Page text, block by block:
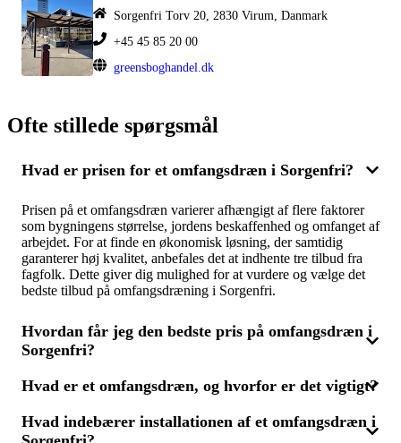
Sorgenfri Torv 20, 2830 Virum, Danmark
+45 45 85 20 00
greensboghandel.dk
Ofte stillede spørgsmål
Hvad er prisen for et omfangsdræn i Sorgenfri?
Prisen på et omfangsdræn varierer afhængigt af flere faktorer
som bygningens størrelse, jordens beskaffenhed og omfanget af
arbejdet. For at finde en økonomisk løsning, der samtidig
garanterer høj kvalitet, anbefales det at indhente tre tilbud fra
fagfolk. Dette giver dig mulighed for at vurdere og vælge det
bedste tilbud på omfangsdræning i Sorgenfri.
Hvordan får jeg den bedste pris på omfangsdræn i
Sorgenfri?
For at sikre dig den mest konkurrencedygtige pris på
leverandører. Ved at skaffe tre tilbud, kan du sammenligne
priser og kvalitet og vælge den løsning, der bedst fugtsikrer dit
Hvad er et omfangsdræn, og hvorfor er det vigtigt?
Et omfangsdræn er et drænsystem, der installeres rundt om
Hvad indebærer installationen af et omfangsdræn i